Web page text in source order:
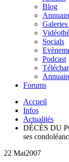
Blog
Socials
Podcast
Forums
Accueil
Infos
Actualités
DÉCÈS DU
ses
22 Mai2007